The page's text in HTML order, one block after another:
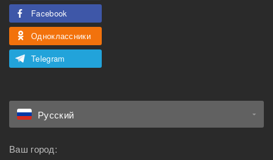
Facebook
Одноклассники
Telegram
Русский
Ваш город: